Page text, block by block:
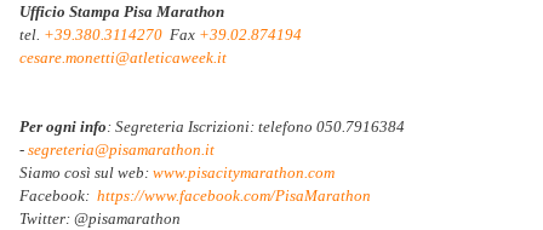
Ufficio Stampa Pisa Marathon
tel. +39.380.3114270 Fax +39.02.874194
cesare.monetti@atleticaweek.it
Per ogni info: Segreteria Iscrizioni: telefono 050.7916384
- segreteria@pisamarathon.it
Siamo così sul web: www.pisacitymarathon.com
Facebook: https://www.facebook.com/PisaMarathon
Twitter: @pisamarathon